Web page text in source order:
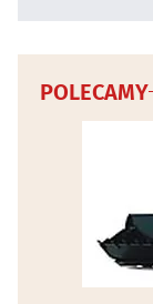
POLECAMY